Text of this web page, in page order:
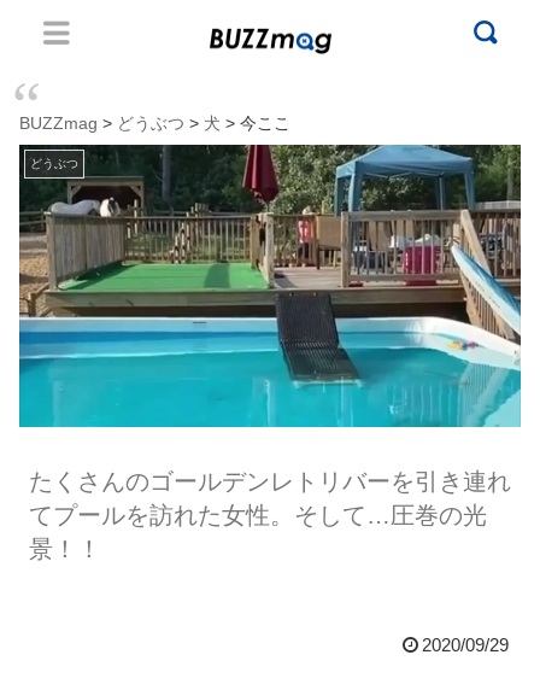
BUZZmag > どうぶつ > 犬 > 今ここ
どうぶつ
たくさんのゴールデンレトリバーを引き連れ
てプールを訪れた女性。そして…圧巻の光
景！！
2020/09/29